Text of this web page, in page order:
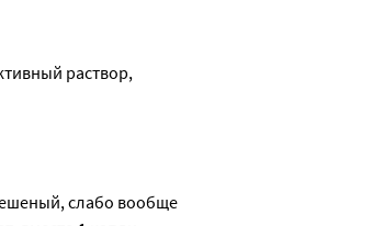
раствор,
слабо вообще